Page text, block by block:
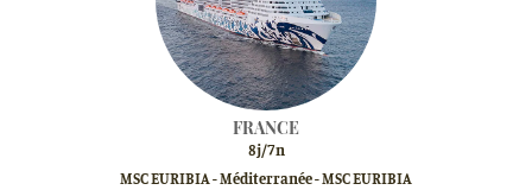
FRANCE
8j/7n
MSC EURIBIA - Méditerranée - MSC EURIBIA